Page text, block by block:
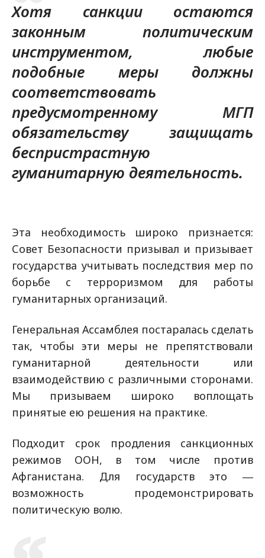
Хотя санкции остаются
законным политическим
инструментом, любые
подобные меры должны
соответствовать
предусмотренному МГП
обязательству защищать
беспристрастную
гуманитарную деятельность.
Эта необходимость широко признается:
Совет Безопасности призывал и призывает
государства учитывать последствия мер по
борьбе с терроризмом для работы
гуманитарных организаций.
Генеральная Ассамблея постаралась сделать
так, чтобы эти меры не препятствовали
гуманитарной деятельности или
взаимодействию с различными сторонами.
Мы призываем широко воплощать
принятые ею решения на практике.
Подходит срок продления санкционных
режимов ООН, в том числе против
Афганистана. Для государств это ―
возможность продемонстрировать
политическую волю.